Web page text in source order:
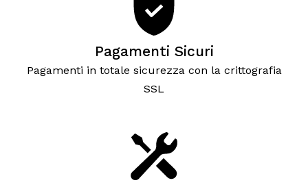
Pagamenti Sicuri
Pagamenti in totale sicurezza con la crittografia
SSL